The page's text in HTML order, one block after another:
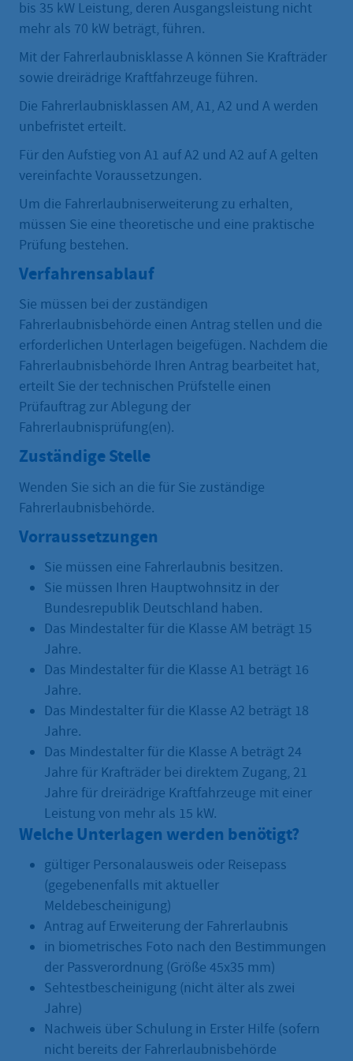
bis 35 kW Leistung, deren Ausgangsleistung nicht
mehr als 70 kW beträgt, führen.
Mit der Fahrerlaubnisklasse A können Sie Krafträder
sowie dreirädrige Kraftfahrzeuge führen.
Die Fahrerlaubnisklassen AM, A1, A2 und A werden
unbefristet erteilt.
Für den Aufstieg von A1 auf A2 und A2 auf A gelten
vereinfachte Voraussetzungen.
Um die Fahrerlaubniserweiterung zu erhalten,
müssen Sie eine theoretische und eine praktische
Prüfung bestehen.
Verfahrensablauf
Sie müssen bei der zuständigen
Fahrerlaubnisbehörde einen Antrag stellen und die
erforderlichen Unterlagen beigefügen. Nachdem die
Fahrerlaubnisbehörde Ihren Antrag bearbeitet hat,
erteilt Sie der technischen Prüfstelle einen
Prüfauftrag zur Ablegung der
Fahrerlaubnisprüfung(en).
Zuständige Stelle
Wenden Sie sich an die für Sie zuständige
Fahrerlaubnisbehörde.
Vorraussetzungen
Sie müssen eine Fahrerlaubnis besitzen.
Sie müssen Ihren Hauptwohnsitz in der
Bundesrepublik Deutschland haben.
Das Mindestalter für die Klasse AM beträgt 15
Jahre.
Das Mindestalter für die Klasse A1 beträgt 16
Jahre.
Das Mindestalter für die Klasse A2 beträgt 18
Jahre.
Das Mindestalter für die Klasse A beträgt 24
Jahre für Krafträder bei direktem Zugang, 21
Jahre für dreirädrige Kraftfahrzeuge mit einer
Leistung von mehr als 15 kW.
Welche Unterlagen werden benötigt?
gültiger Personalausweis oder Reisepass
(gegebenenfalls mit aktueller
Meldebescheinigung)
Antrag auf Erweiterung der Fahrerlaubnis
in biometrisches Foto nach den Bestimmungen
der Passverordnung (Größe 45x35 mm)
Sehtestbescheinigung (nicht älter als zwei
Jahre)
Nachweis über Schulung in Erster Hilfe (sofern
nicht bereits der Fahrerlaubnisbehörde